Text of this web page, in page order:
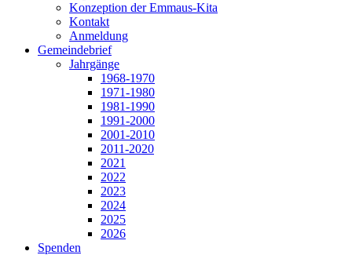
Konzeption der Emmaus-Kita
Kontakt
Anmeldung
Gemeindebrief
Jahrgänge
1968-1970
1971-1980
1981-1990
1991-2000
2001-2010
2011-2020
2021
2022
2023
2024
2025
2026
Spenden